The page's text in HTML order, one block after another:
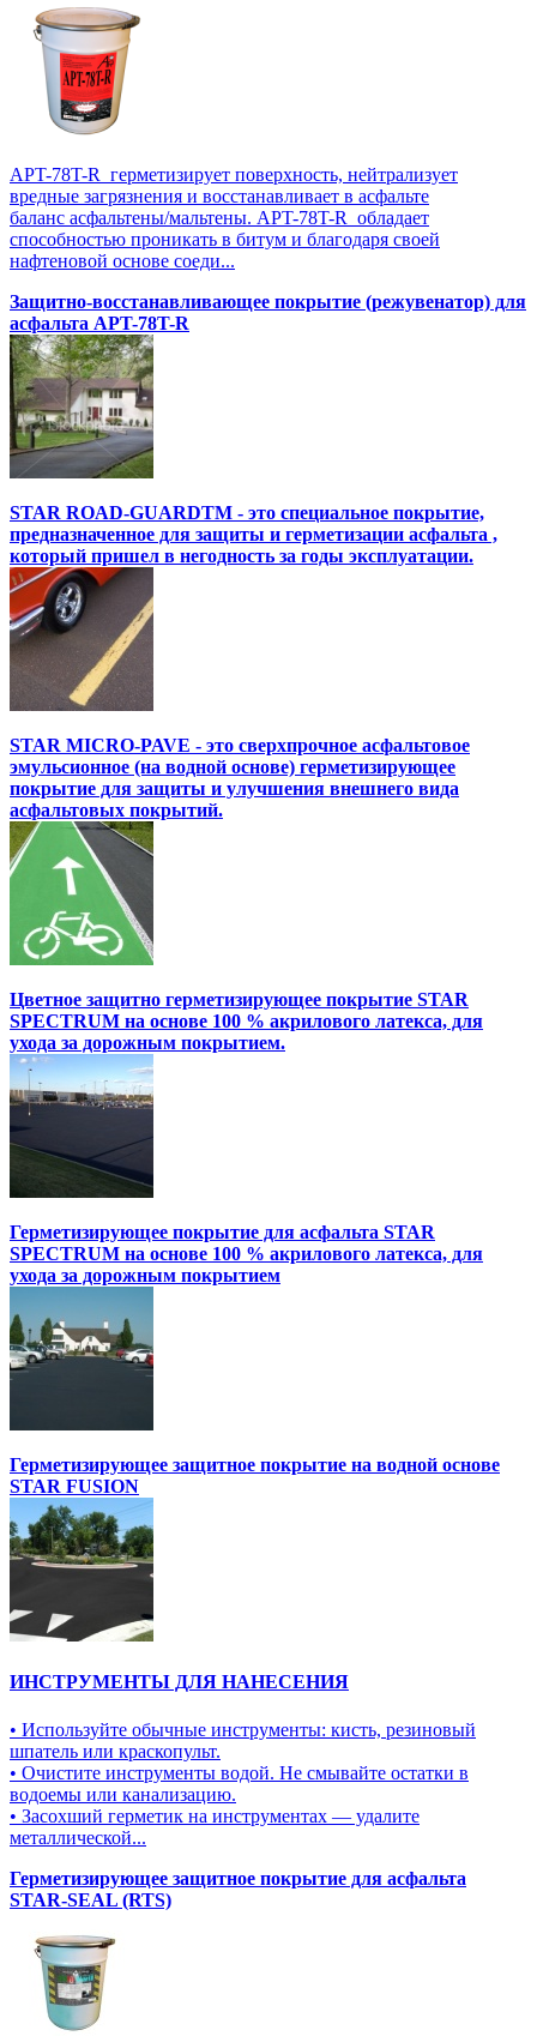
APT-78T-R герметизирует поверхность, нейтрализует
вредные загрязнения и восстанавливает в асфальте
баланс асфальтены/мальтены. APT-78T-R обладает
способностью проникать в битум и благодаря своей
нафтеновой основе соеди...
Защитно-восстанавливающее покрытие (режувенатор) для
асфальта APT-78T-R
STAR ROAD-GUARDTM - это специальное покрытие,
предназначенное для защиты и герметизации асфальта ,
который пришел в негодность за годы эксплуатации.
STAR MICRO-PAVE - это сверхпрочное асфальтовое
эмульсионное (на водной основе) герметизирующее
покрытие для защиты и улучшения внешнего вида
асфальтовых покрытий.
Цветное защитно герметизирующее покрытие STAR
SPECTRUM на основе 100 % акрилового латекса, для
ухода за дорожным покрытием.
Герметизирующее покрытие для асфальта STAR
SPECTRUM на основе 100 % акрилового латекса, для
ухода за дорожным покрытием
Герметизирующее защитное покрытие на водной основе
STAR FUSION
ИНСТРУМЕНТЫ ДЛЯ НАНЕСЕНИЯ
• Используйте обычные инструменты: кисть, резиновый
шпатель или краскопульт.
• Очистите инструменты водой. Не смывайте остатки в
водоемы или канализацию.
• Засохший герметик на инструментах — удалите
металлической...
Герметизирующее защитное покрытие для асфальта
STAR-SEAL (RTS)